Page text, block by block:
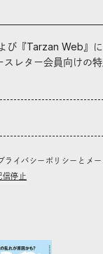
び『Tarzan Web』
スレター会員向けの
ライバシーポリシーとメ
信停止